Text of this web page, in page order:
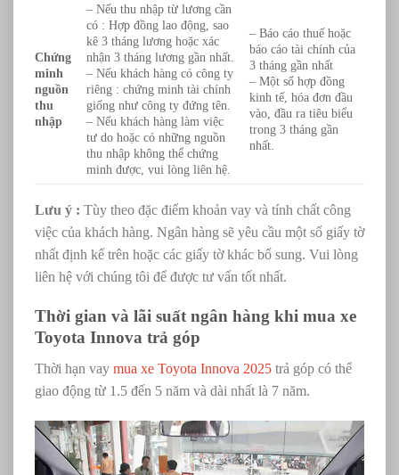
Chứng
minh
nguồn
thu
nhập
– Nếu thu nhập từ lương cần
có : Hợp đồng lao động, sao
kê 3 tháng lương hoặc xác
nhận 3 tháng lương gần nhất.
– Nếu khách hàng có công ty
riêng : chứng minh tài chính
giống như công ty đứng tên.
– Nếu khách hàng làm việc
tư do hoặc có những nguồn
thu nhập không thể chứng
minh được, vui lòng liên hệ.
– Báo cáo thuế hoặc
báo cáo tài chính của
3 tháng gần nhất
– Một số hợp đồng
kinh tế, hóa đơn đầu
vào, đầu ra tiêu biểu
trong 3 tháng gần
nhất.
Lưu ý : Tùy theo đặc điểm khoản vay và tính chất công
việc của khách hàng. Ngân hàng sẽ yêu cầu một số giấy tờ
nhất định kể trên hoặc các giấy tờ khác bổ sung. Vui lòng
liên hệ với chúng tôi để được tư vấn tốt nhất.
Thời gian và lãi suất ngân hàng khi mua xe
Toyota Innova trả góp
Thời hạn vay mua xe Toyota Innova 2025 trả góp có thể
giao động từ 1.5 đến 5 năm và dài nhất là 7 năm.